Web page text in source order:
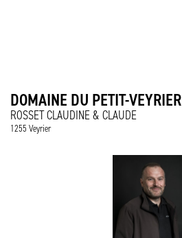
DOMAINE DU PETIT-VEYRIER
ROSSET CLAUDINE & CLAUDE
1255 Veyrier